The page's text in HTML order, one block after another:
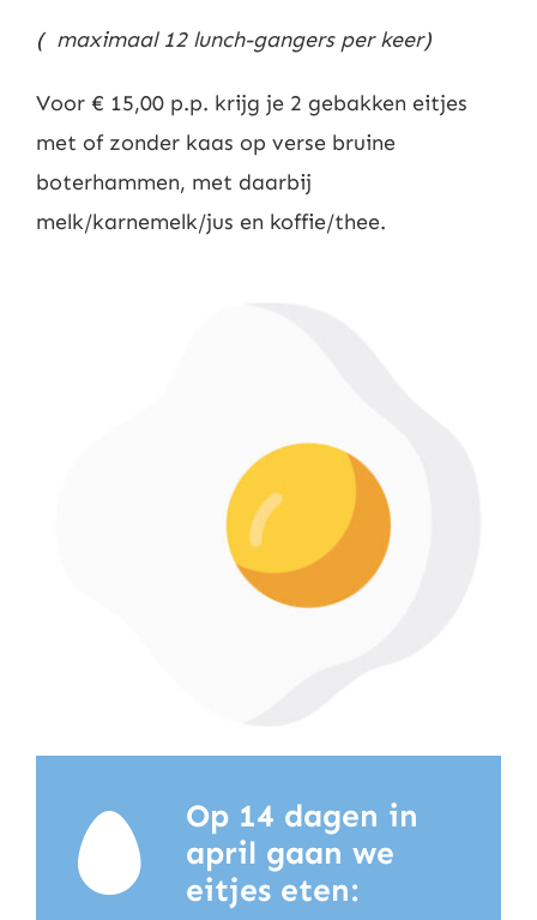
( maximaal 12 lunch-gangers per keer)
Voor € 15,00 p.p. krijg je 2 gebakken eitjes
met of zonder kaas op verse bruine
boterhammen, met daarbij
melk/karnemelk/jus en koffie/thee.
Op 14 dagen in
april gaan we
eitjes eten: